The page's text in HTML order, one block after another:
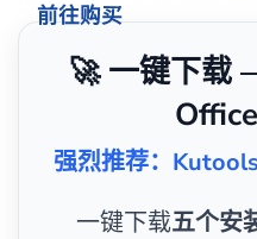
前往购买
🚀 一键下载
强烈推荐：
一键下载五个安